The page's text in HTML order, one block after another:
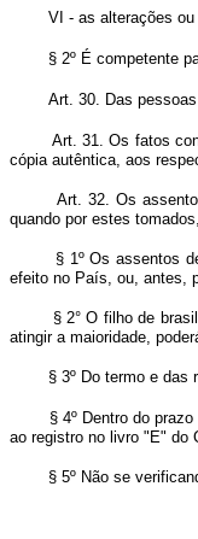
VI - as alterações ou
§ 2º É competente
Art. 30. Das
Art. 31. Os fatos
cópia autêntica, aos
Art. 32. Os
quando por estes
§ 1º Os assentos
efeito no País, ou, antes,
§ 2° O filho de
atingir a maioridade,
§ 3º Do termo e das
§ 4º Dentro do
ao registro no livro "E" do
§ 5º Não se